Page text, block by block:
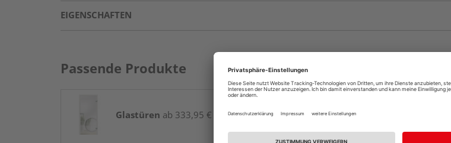
EIGENSCHAFTEN
Passende Produkte
Glastüren ab 333,95 € / Stk.